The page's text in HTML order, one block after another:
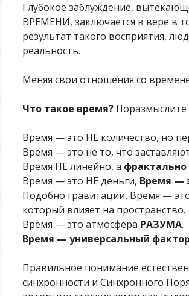
Глубокое заблуждение,
ВРЕМЕНИ, заключается в вере в
результат такого восприятия,
реальность.
Меняя свои отношения со
Что такое время?Поразмыслите
Время — это НЕ количество, но
Время — это не то, что
Время НЕ линейно, а фрактально
Время — это НЕ деньги, Время —
Подобно гравитации, Время —
который влияет на пространство.
Время — это атмосфера РАЗУМА.
Время — универсальный
Правильное понимание
синхронности и Синхронного